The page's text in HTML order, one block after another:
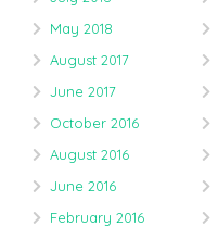
May 2018
August 2017
June 2017
October 2016
August 2016
June 2016
February 2016